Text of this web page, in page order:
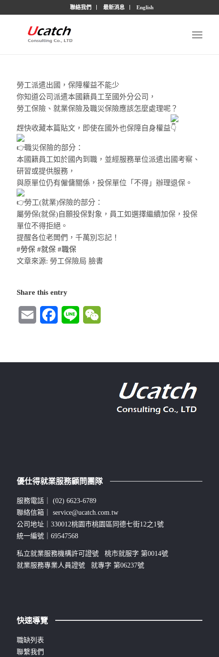
聯絡我們 最新消息 English
勞工派遣出國，保障權益不能少
你知道公司派遣本國籍員工至國外分公司，
勞工保險、就業保險及職災保險應該怎麼處理呢？
趕快收藏本篇貼文，即使在國外也保障自身權益
職災保險的部分：
本國籍員工如於國內到職，並經服務單位派遣出國考察、
研習或提供服務，
與原單位仍有僱傭關係，投保單位「不得」辦理退保。
勞工(就業)保險的部分：
屬勞保(就保)自願投保對象，員工如選擇繼續加保，投保
單位不得拒絕。
提醒各位老闆們，千萬別忘記！
#勞保 #就保 #職保
文章來源: 勞工保險局 臉書
Share this entry
Email FacebookLine
優仕得就業服務顧問團隊
服務電話｜ (02) 6623-6789
聯絡信箱｜ service@ucatch.com.tw
公司地址｜330012桃園市桃園區同德七街12之1號
統一編號｜69547568
私立就業服務機構許可證號 桃市就服字 第0014號
就業服務專業人員證號 就專字 第06237號
快速導覽
職缺列表
聯繫我們